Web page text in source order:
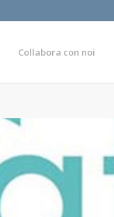
Collabora con noi